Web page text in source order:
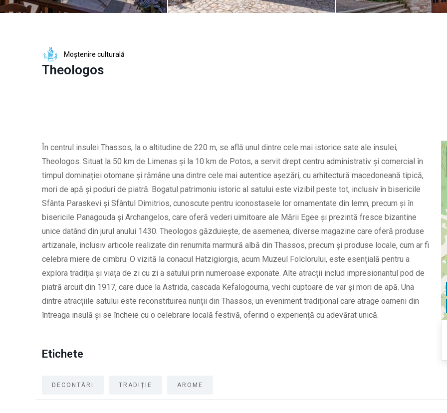
Moștenire culturală
Theologos
În centrul insulei Thassos, la o altitudine de 220 m, se află unul dintre cele mai istorice sate ale insulei,
Theologos. Situat la 50 km de Limenas și la 10 km de Potos, a servit drept centru administrativ și comercial în
timpul dominației otomane și rămâne una dintre cele mai autentice așezări, cu arhitectură macedoneană tipică,
mori de apă și poduri de piatră. Bogatul patrimoniu istoric al satului este vizibil peste tot, inclusiv în bisericile
Sfânta Paraskevi și Sfântul Dimitrios, cunoscute pentru iconostasele lor ornamentate din lemn, precum și în
bisericile Panagouda și Archangelos, care oferă vederi uimitoare ale Mării Egee și prezintă fresce bizantine
unice datând din jurul anului 1430. Theologos găzduiește, de asemenea, diverse magazine care oferă produse
artizanale, inclusiv articole realizate din renumita marmură albă din Thassos, precum și produse locale, cum ar fi
celebra miere de cimbru. O vizită la conacul Hatzigiorgis, acum Muzeul Folclorului, este esențială pentru a
explora tradiția și viața de zi cu zi a satului prin numeroase exponate. Alte atracții includ impresionantul pod de
piatră arcuit din 1917, care duce la Astrida, cascada Kefalogourna, vechi cuptoare de var și mori de apă. Una
dintre atracțiile satului este reconstituirea nunții din Thassos, un eveniment tradițional care atrage oameni din
întreaga insulă și se încheie cu o celebrare locală festivă, oferind o experiență cu adevărat unică.
Etichete
DECONTĂRI TRADIȚIE AROME